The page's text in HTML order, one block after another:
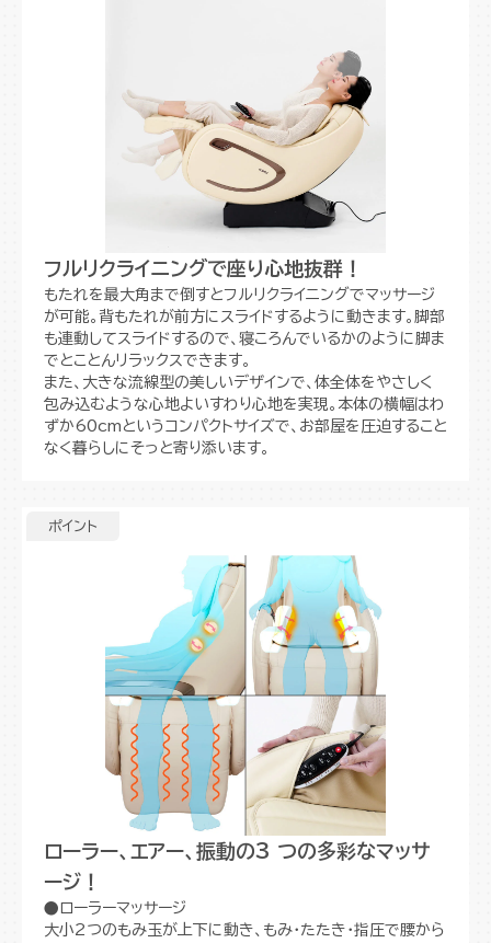
フルリクライニングで座り心地抜群！
もたれを最大角まで倒すとフルリクライニングでマッサージ
が可能。背もたれが前方にスライドするように動きます。脚部
も連動してスライドするので、寝ころんでいるかのように脚ま
でとことんリラックスできます。
また、大きな流線型の美しいデザインで、体全体をやさしく
包み込むような心地よいすわり心地を実現。本体の横幅はわ
ずか60cmというコンパクトサイズで、お部屋を圧迫すること
なく暮らしにそっと寄り添います。
ローラー、エアー、振動の3 つの多彩なマッサ
ージ！
●ローラーマッサージ
大小2つのもみ玉が上下に動き、もみ・たたき・指圧で腰から
ポイント